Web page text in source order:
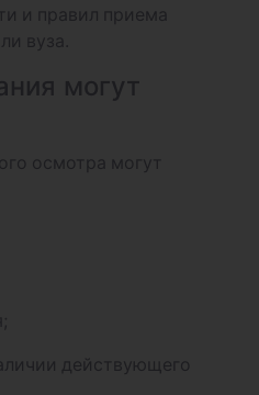
и правил приема
вуза.
могут
осмотра могут
действующего